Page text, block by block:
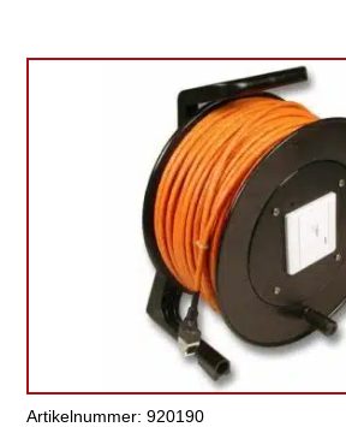
Kabel-/Adapterart
Artikelnummer: 920190